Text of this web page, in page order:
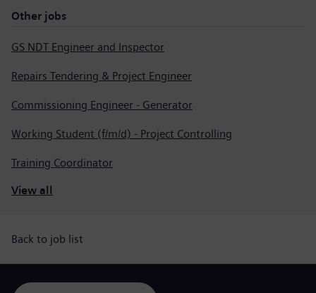
Other jobs
GS NDT Engineer and Inspector
Repairs Tendering & Project Engineer
Commissioning Engineer - Generator
Working Student (f/m/d) - Project Controlling
Training Coordinator
View all
Back to job list